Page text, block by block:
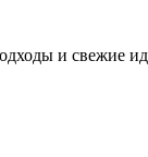
и свежие